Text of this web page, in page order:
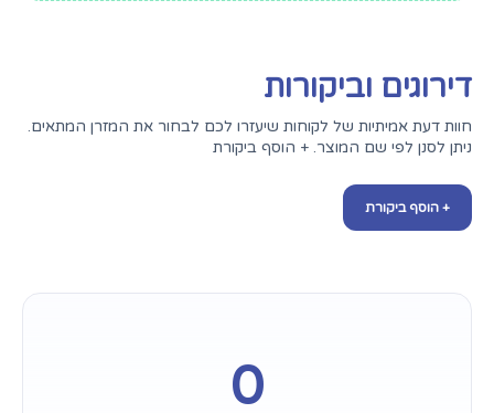
דירוגים וביקורות
חוות דעת אמיתיות של לקוחות שיעזרו לכם לבחור את המזרן המתאים.
ניתן לסנן לפי שם המוצר. + הוסף ביקורת
+ הוסף ביקורת
0